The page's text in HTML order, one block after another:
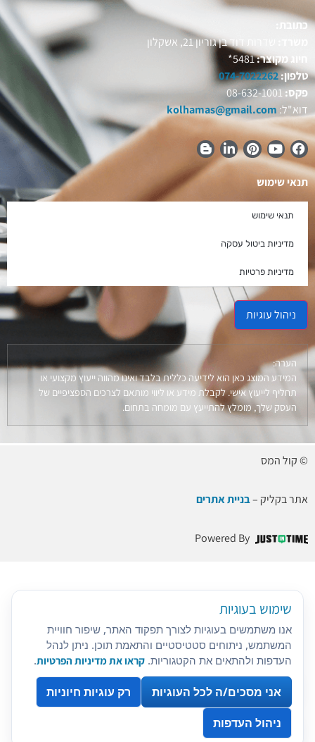
כתובת:
משרד:
שדרות דוד בן גוריון 21, אשקלון
חיוג מקוצר:5481*
טלפון:074-7022262
פקס:08-632-1001
דוא"ל: kolhamas@gmail.com
תנאי שימוש
תנאי שימוש
מדיניות ביטול עסקה
מדיניות פרטיות
ניהול עוגיות
הערה:
המידע המוצג כאן הוא לידיעה כללית בלבד ואינו מהווה ייעוץ מקצועי או
תחליף לייעוץ אישי. לקבלת מידע או ליווי מותאם לצרכים הספציפיים של
העסק שלך, מומלץ להתייעץ עם מומחה בתחום.
© קול המס
אתר בקליק –בניית אתרים
Powered By
שימוש בעוגיות
אנו משתמשים בעוגיות לצורך תפקוד האתר, שיפור חוויית
המשתמש, ניתוחים סטטיסטיים והתאמת תוכן. ניתן לנהל
העדפות ולהתאים את הקטגוריות. קראו את מדיניות הפרטיות.
אני מסכים/ה לכל העוגיות
רק עוגיות חיוניות
ניהול העדפות